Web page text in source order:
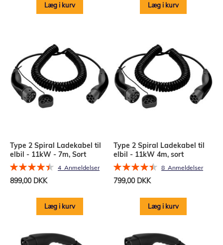
Læg i kurv Læg i kurv
Type 2 Spiral Ladekabel til
elbil - 11kW - 7m, Sort
Bedømmelse:
4 Anmeldelser
899,00 DKK
Læg i kurv
Type 2 Spiral Ladekabel til
elbil - 11kW 4m, sort
Bedømmelse:
8Anmeldelser
799,00 DKK
Læg i kurv